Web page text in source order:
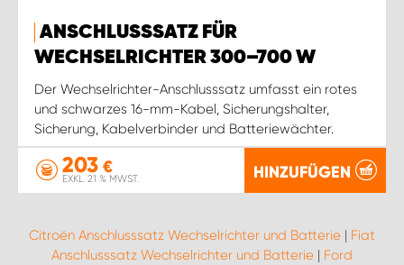
ANSCHLUSSSATZ FÜR
WECHSELRICHTER 300–700 W
Der Wechselrichter-Anschlusssatz umfasst ein rotes
und schwarzes 16-mm-Kabel, Sicherungshalter,
Sicherung, Kabelverbinder und Batteriewächter.
203 €
EXKL. 21 % MWST. HINZUFÜGEN
Citroën Anschlusssatz Wechselrichter und Batterie | Fiat
Anschlusssatz Wechselrichter und Batterie | Ford